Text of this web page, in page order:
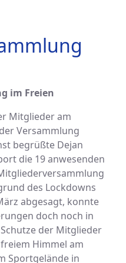
im Freien
Mitglieder am
Versammlung
begrüßte Dejan
die 19 anwesenden
des Lockdowns
abgesagt, konnte
doch noch in
der Mitglieder
Himmel am
Sportgelände in